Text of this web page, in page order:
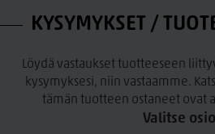
KYSYMYKSET /
Löydä vastaukset tuotteeseen
kysymyksesi, niin vastaamme.
tämän tuotteen ostaneet ovat
Valitse